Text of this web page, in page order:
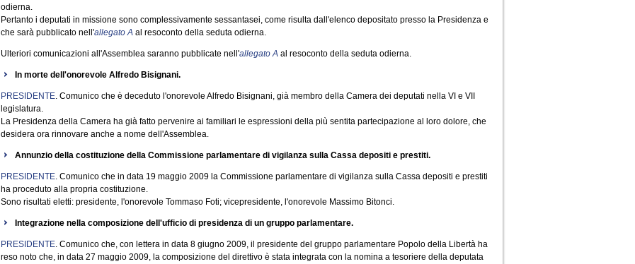
odierna.
Pertanto i deputati in missione sono complessivamente sessantasei, come risulta dall'elenco depositato presso la Presidenza e
che sarà pubblicato nell'allegato A al resoconto della seduta odierna.
Ulteriori comunicazioni all'Assemblea saranno pubblicate nell'allegato A al resoconto della seduta odierna.
In morte dell'onorevole Alfredo Bisignani.
PRESIDENTE. Comunico che è deceduto l'onorevole Alfredo Bisignani, già membro della Camera dei deputati nella VI e VII
legislatura.
La Presidenza della Camera ha già fatto pervenire ai familiari le espressioni della più sentita partecipazione al loro dolore, che
desidera ora rinnovare anche a nome dell'Assemblea.
Annunzio della costituzione della Commissione parlamentare di vigilanza sulla Cassa depositi e prestiti.
PRESIDENTE. Comunico che in data 19 maggio 2009 la Commissione parlamentare di vigilanza sulla Cassa depositi e prestiti
ha proceduto alla propria costituzione.
Sono risultati eletti: presidente, l'onorevole Tommaso Foti; vicepresidente, l'onorevole Massimo Bitonci.
Integrazione nella composizione dell'ufficio di presidenza di un gruppo parlamentare.
PRESIDENTE. Comunico che, con lettera in data 8 giugno 2009, il presidente del gruppo parlamentare Popolo della Libertà ha
reso noto che, in data 27 maggio 2009, la composizione del direttivo è stata integrata con la nomina a tesoriere della deputata